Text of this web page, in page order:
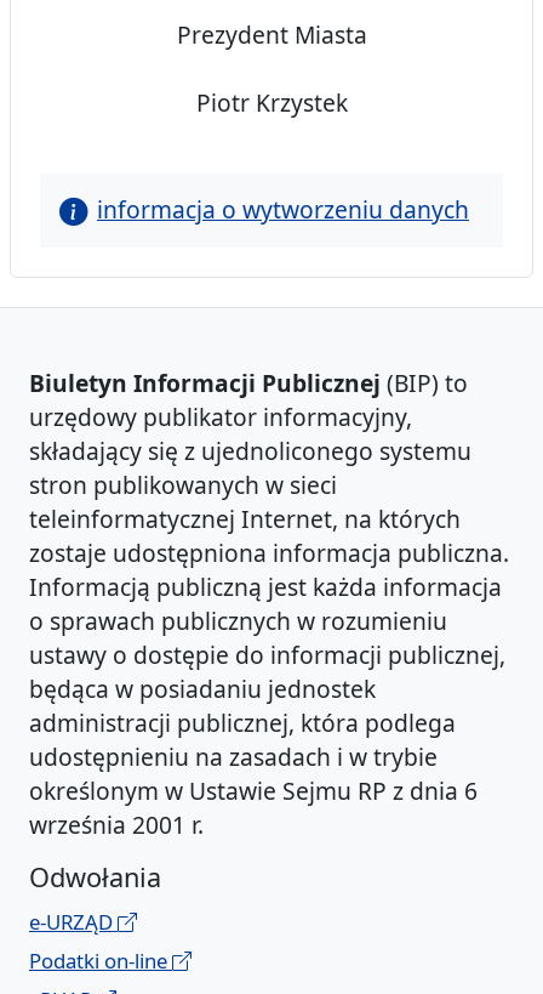
Prezydent Miasta
Piotr Krzystek
informacja o wytworzeniu danych
Biuletyn Informacji Publicznej (BIP) to
urzędowy publikator informacyjny,
składający się z ujednoliconego systemu
stron publikowanych w sieci
teleinformatycznej Internet, na których
zostaje udostępniona informacja publiczna.
Informacją publiczną jest każda informacja
o sprawach publicznych w rozumieniu
ustawy o dostępie do informacji publicznej,
będąca w posiadaniu jednostek
administracji publicznej, która podlega
udostępnieniu na zasadach i w trybie
określonym w Ustawie Sejmu RP z dnia 6
września 2001 r.
Odwołania
e-URZĄD
Podatki on-line